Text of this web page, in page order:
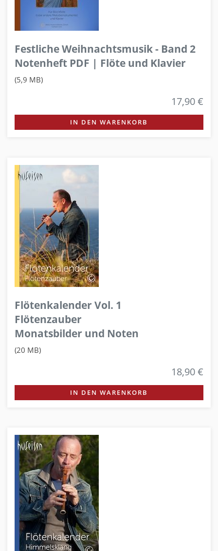
Festliche Weihnachtsmusik - Band 2
Notenheft PDF | Flöte und Klavier
(5,9 MB)
17,90 €
IN DEN WARENKORB
Flötenkalender Vol. 1
Flötenzauber
Monatsbilder und Noten
(20 MB)
18,90 €
IN DEN WARENKORB